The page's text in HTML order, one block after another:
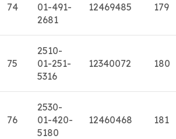
74
01-491-
2681
12469485 179
75
2510-
01-251-
5316
12340072 180
76
2530-
01-420-
5180
12460468 181